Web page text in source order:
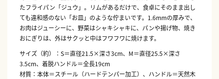
たフライパン「ジュウ」。リムがあるだけで、食卓にそのまま出し
ても違和感のない「お皿」のような佇まいです。1.6mmの厚みで、
お肉はジューシーに、野菜はシャキシャキに、パンや揚げ物、焼き
おにぎりは、外はサクッと中はフワフワに焼けます。
サイズ（約）：S＝直径21.5×深さ3cm、M＝直径25.5×深さ
3.5cm、着脱ハンドル＝全長19cm
材質：本体＝スチール（ハードテンパー加工）、ハンドル＝天然木